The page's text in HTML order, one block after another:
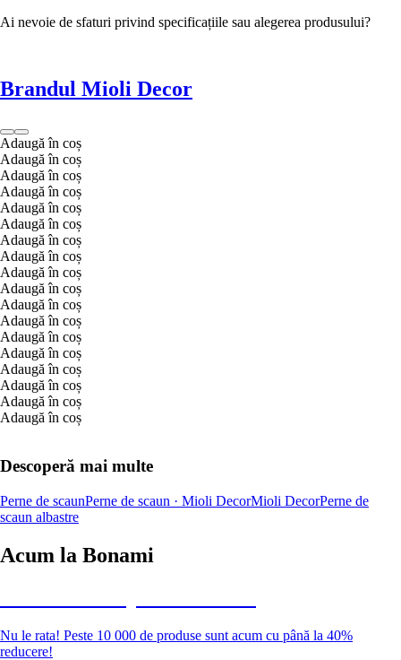
Ai nevoie de sfaturi privind specificațiile sau alegerea produsului?
Brandul Mioli Decor
Adaugă în coș
Adaugă în coș
Adaugă în coș
Adaugă în coș
Adaugă în coș
Adaugă în coș
Adaugă în coș
Adaugă în coș
Adaugă în coș
Adaugă în coș
Adaugă în coș
Adaugă în coș
Adaugă în coș
Adaugă în coș
Adaugă în coș
Adaugă în coș
Adaugă în coș
Adaugă în coș
Descoperă mai multe
Perne de scaunPerne de scaun · Mioli DecorMioli DecorPerne de
scaun albastre
Acum la Bonami
Nu le rata! Peste 10 000 de produse sunt acum cu până la 40%
reducere!